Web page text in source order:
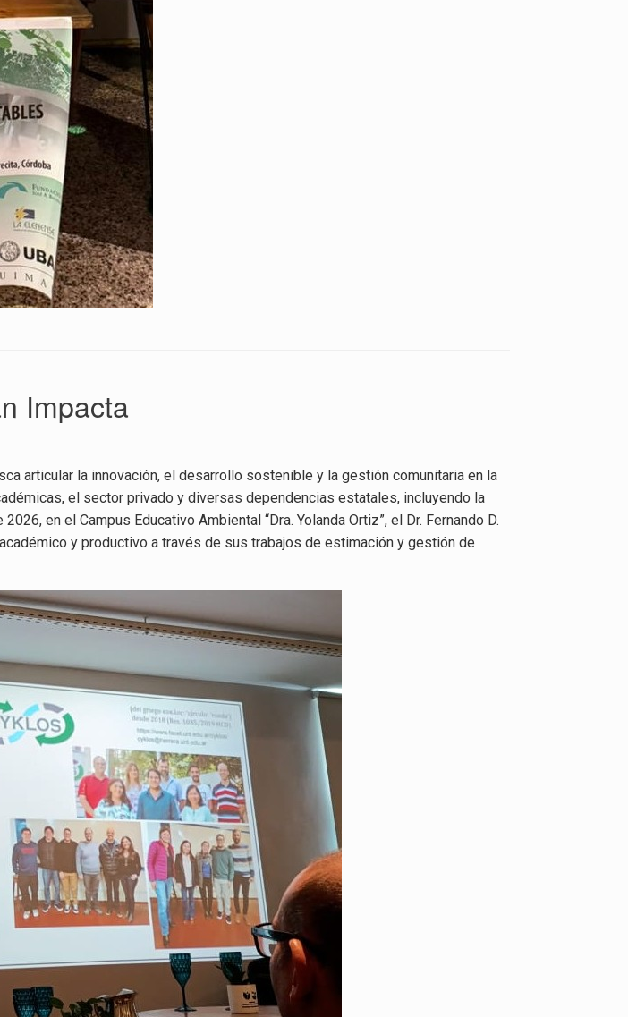
Impacta
articular la innovación, el desarrollo sostenible y la gestión comunitaria en la
el sector privado y diversas dependencias estatales, incluyendo la
en el Campus Educativo Ambiental “Dra. Yolanda Ortiz”, el Dr. Fernando D.
y productivo a través de sus trabajos de estimación y gestión de